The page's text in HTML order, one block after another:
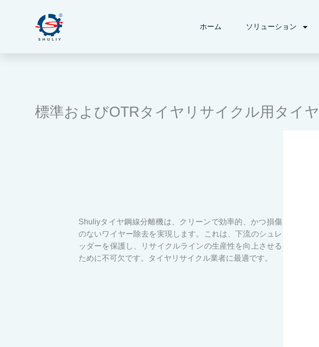
ホーム ソリューション
標準およびOTRタイヤリサイクル用タイ
Shuliyタイヤ鋼線分離機は、クリーンで効率的、かつ損傷
のないワイヤー除去を実現します。これは、下流のシュレ
ッダーを保護し、リサイクルラインの生産性を向上させる
ために不可欠です。タイヤリサイクル業者に最適です。